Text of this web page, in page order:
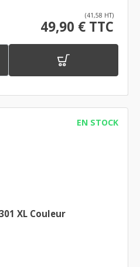
(41,58 HT)
49,90 € TTC
EN STOCK
XL Couleur